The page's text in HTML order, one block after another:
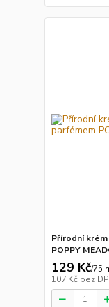
Přírodní
POPPY
129 Kč/75
107 Kč bez